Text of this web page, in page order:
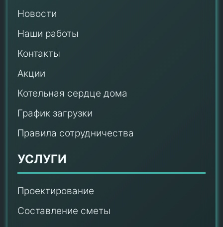
Новости
Наши работы
Контакты
Акции
Котельная сердце дома
График загрузки
Правила сотрудничества
УСЛУГИ
Проектирование
Составление сметы